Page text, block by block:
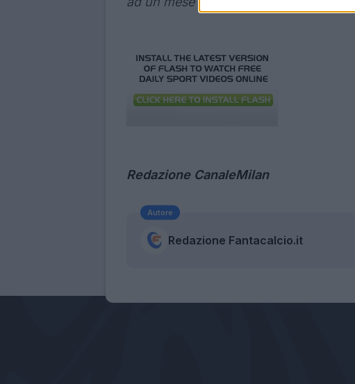
Redazione CanaleMilan
Autore
Redazione Fantacalcio.it